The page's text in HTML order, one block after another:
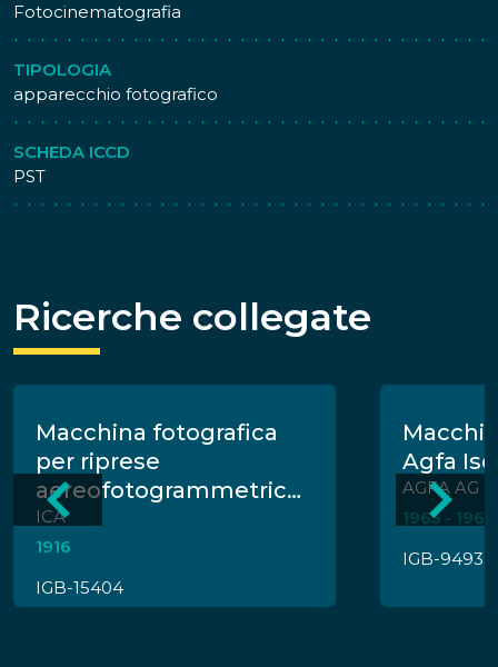
Fotocinematografia
TIPOLOGIA
apparecchio fotografico
SCHEDA ICCD
PST
Ricerche collegate
Macchina fotografica
per riprese
aereofotogrammetriche
ICA F.K.I. 605
ICA
1916
IGB-15404
Agfa
AGFA AG
1965 - 1968
IGB-9493